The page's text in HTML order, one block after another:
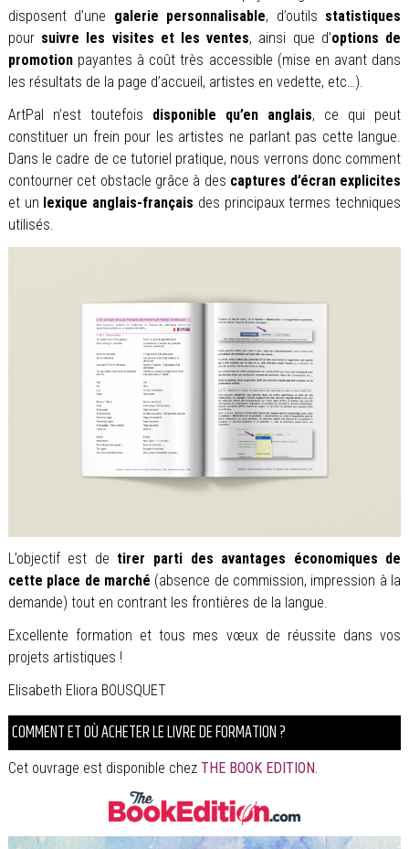
disposent d’une galerie personnalisable, d’outils statistiques
pour suivre les visites et les ventes, ainsi que d’options de
promotionpayantes à coût très accessible (mise en avant dans
les résultats de la page d’accueil, artistes en vedette, etc…).
ArtPal n’est toutefois disponible qu’en anglais, ce qui peut
constituer un frein pour les artistes ne parlant pas cette langue.
Dans le cadre de ce tutoriel pratique, nous verrons donc comment
contourner cet obstacle grâce à des captures d’écran explicites
et un lexique anglais-français des principaux termes techniques
utilisés.
L’objectif est de tirer parti des avantages économiques de
cette place de marché (absence de commission, impression à la
demande) tout en contrant les frontières de la langue.
Excellente formation et tous mes vœux de réussite dans vos
projets artistiques !
Elisabeth Eliora BOUSQUET
COMMENT ET OÙ ACHETER LE LIVRE DE FORMATION ?
Cet ouvrage est disponible chez THE BOOK EDITION.